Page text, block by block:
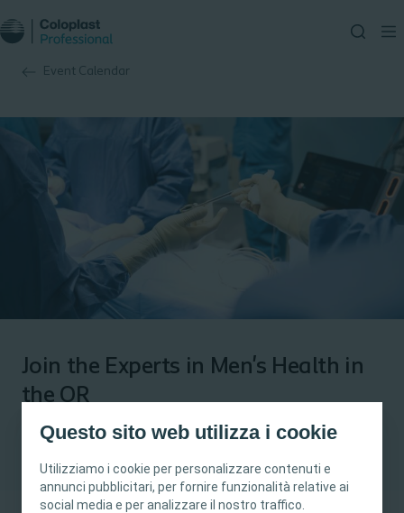
Questo sito web utilizza i cookie
Utilizziamo i cookie per personalizzare contenuti e
annunci pubblicitari, per fornire funzionalità relative ai
social media e per analizzare il nostro traffico.
Event Calendar
Join the Experts in Men's Health in
the OR
Workshop